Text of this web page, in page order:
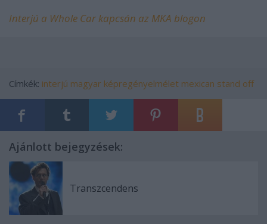
Interjú a Whole Car kapcsán az MKA blogon
Címkék: interjú magyar képregényelmélet mexican stand off
Ajánlott bejegyzések:
Transzcendens